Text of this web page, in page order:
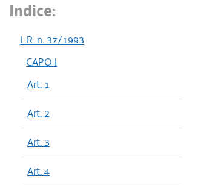
Indice:
L.R. n. 37/1993
CAPO I
Art. 1
Art. 2
Art. 3
Art. 4